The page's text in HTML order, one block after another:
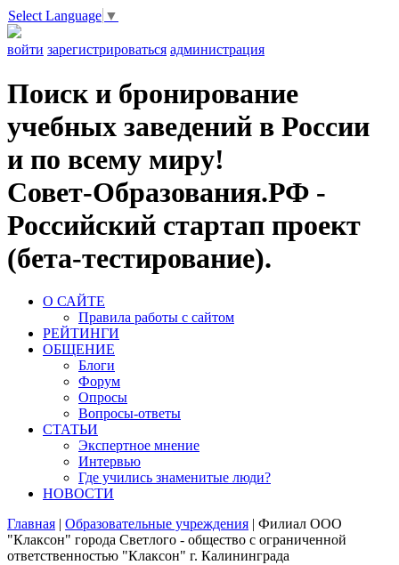
Select Language ▼
войти зарегистрироваться администрация
Поиск и бронирование
учебных заведений в России
и по всему миру!
Совет-Образования.РФ -
Российский стартап проект
(бета-тестирование).
О САЙТЕ
Правила работы с сайтом
РЕЙТИНГИ
ОБЩЕНИЕ
Блоги
Форум
Опросы
Вопросы-ответы
СТАТЬИ
Экспертное мнение
Интервью
Где учились знаменитые люди?
НОВОСТИ
Главная | Образовательные учреждения | Филиал ООО
"Клаксон" города Светлого - общество с ограниченной
ответственностью "Клаксон" г. Калининграда